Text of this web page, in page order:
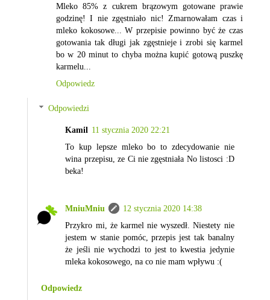
Mleko 85% z cukrem brązowym gotowane prawie
godzinę! I nie zgęstniało nic! Zmarnowałam czas i
mleko kokosowe... W przepisie powinno być że czas
gotowania tak długi jak zgęstnieje i zrobi się karmel
bo w 20 minut to chyba można kupić gotową puszkę
karmelu...
Odpowiedz
Odpowiedzi
Kamil 11 stycznia 2020 22:21
To kup lepsze mleko bo to zdecydowanie nie
wina przepisu, ze Ci nie zgęstniała No listosci :D
beka!
MniuMniu
12 stycznia 2020 14:38
Przykro mi, że karmel nie wyszedł. Niestety nie
jestem w stanie pomóc, przepis jest tak banalny
że jeśli nie wychodzi to jest to kwestia jedynie
mleka kokosowego, na co nie mam wpływu :(
Odpowiedz